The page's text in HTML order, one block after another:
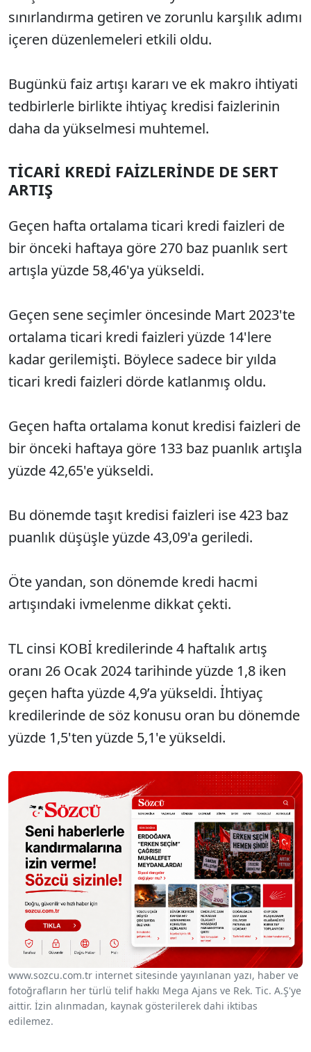
sınırlandırma getiren ve zorunlu karşılık adımı
içeren düzenlemeleri etkili oldu.
Bugünkü faiz artışı kararı ve ek makro ihtiyati
tedbirlerle birlikte ihtiyaç kredisi faizlerinin
daha da yükselmesi muhtemel.
TİCARİ KREDİ FAİZLERİNDE DE SERT
ARTIŞ
Geçen hafta ortalama ticari kredi faizleri de
bir önceki haftaya göre 270 baz puanlık sert
artışla yüzde 58,46'ya yükseldi.
Geçen sene seçimler öncesinde Mart 2023'te
ortalama ticari kredi faizleri yüzde 14'lere
kadar gerilemişti. Böylece sadece bir yılda
ticari kredi faizleri dörde katlanmış oldu.
Geçen hafta ortalama konut kredisi faizleri de
bir önceki haftaya göre 133 baz puanlık artışla
yüzde 42,65'e yükseldi.
Bu dönemde taşıt kredisi faizleri ise 423 baz
puanlık düşüşle yüzde 43,09'a geriledi.
Öte yandan, son dönemde kredi hacmi
artışındaki ivmelenme dikkat çekti.
TL cinsi KOBİ kredilerinde 4 haftalık artış
oranı 26 Ocak 2024 tarihinde yüzde 1,8 iken
geçen hafta yüzde 4,9’a yükseldi. İhtiyaç
kredilerinde de söz konusu oran bu dönemde
yüzde 1,5'ten yüzde 5,1'e yükseldi.
www.sozcu.com.tr internet sitesinde yayınlanan yazı, haber ve
fotoğrafların her türlü telif hakkı Mega Ajans ve Rek. Tic. A.Ş'ye
aittir. İzin alınmadan, kaynak gösterilerek dahi iktibas
edilemez.